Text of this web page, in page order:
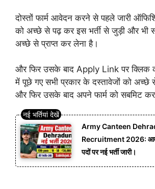
दोस्तों फार्म आवेदन करने से पहले जारी
को अच्छे से पढ़ कर इस भर्ती से जुड़ी और भी
अच्छे से प्राप्त कर लेना है।
और फिर उसके बाद Apply Link पर क्लिक
में पूछे गए सभी प्रकार के दस्तावेजों को अच्छे
और फिर उसके बाद अपने फार्म को सबमिट
Army Canteen
Recruitment 2026:
पदों पर नई भर्ती जारी।